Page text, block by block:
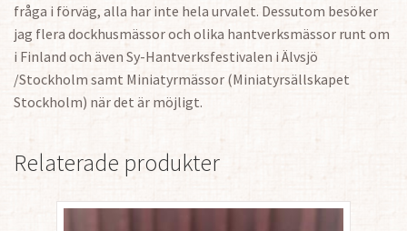
fråga i förväg, alla har inte hela urvalet. Dessutom besöker
jag flera dockhusmässor och olika hantverksmässor runt om
i Finland och även Sy-Hantverksfestivalen i Älvsjö
/Stockholm samt Miniatyrmässor (Miniatyrsällskapet
Stockholm) när det är möjligt.
Relaterade produkter